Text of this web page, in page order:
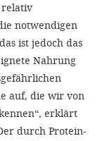
relativ
notwendigen
ist jedoch das
Nahrung
auf, die wir von
erklärt
durch Protein-